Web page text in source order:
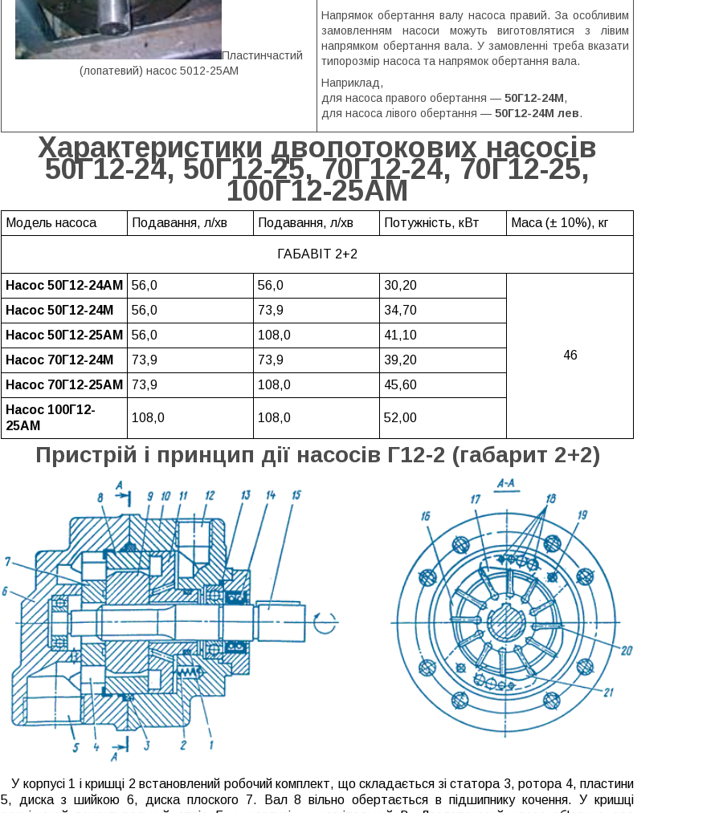
Пластинчастий
(лопатевий) насос 5012-25АМ
Напрямок обертання валу насоса правий. За особливим
замовленням насоси можуть виготовлятися з лівим
напрямком обертання вала. У замовленні треба вказати
типорозмір насоса та напрямок обертання вала.
Наприклад,
для насоса правого обертання — 50Г12-24М,
для насоса лівого обертання — 50Г12-24М лев.
Характеристики двопотокових насосів
50Г12-24, 50Г12-25, 70Г12-24, 70Г12-25,
100Г12-25АМ
Модель насоса Подавання, л/хв Подавання, л/хв Потужність, кВт Маса (± 10%), кг
ГАБАВІТ 2+2
Насос 50Г12-24АМ 56,0 56,0 30,20
46
Насос 50Г12-24М 56,0 73,9
34,70
Насос 50Г12-25АМ
56,0 108,0
41,10
Насос 70Г12-24М
73,9 73,9
39,20
Насос 70Г12-25АМ
73,9 108,0
45,60
Насос 100Г12-
25АМ
108,0 108,0 52,00
Пристрій і принцип дії насосів Г12-2 (габарит 2+2)
У корпусі 1 і кришці 2 встановлений робочий комплект, що складається зі статора 3, ротора 4, пластини
5, диска з шийкою 6, диска плоского 7. Вал 8 вільно обертається в підшипнику кочення. У кришці